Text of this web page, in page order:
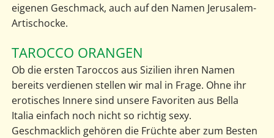
eigenen Geschmack, auch auf den Namen Jerusalem-
Artischocke.
TAROCCO ORANGEN
Ob die ersten Taroccos aus Sizilien ihren Namen
bereits verdienen stellen wir mal in Frage. Ohne ihr
erotisches Innere sind unsere Favoriten aus Bella
Italia einfach noch nicht so richtig sexy.
Geschmacklich gehören die Früchte aber zum Besten